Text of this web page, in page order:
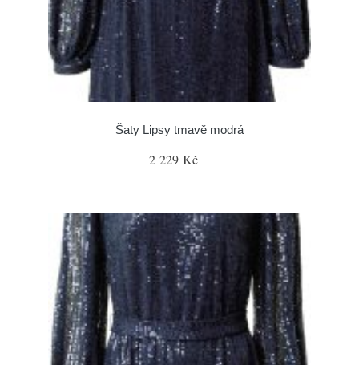
Šaty Lipsy tmavě modrá
2 229 Kč